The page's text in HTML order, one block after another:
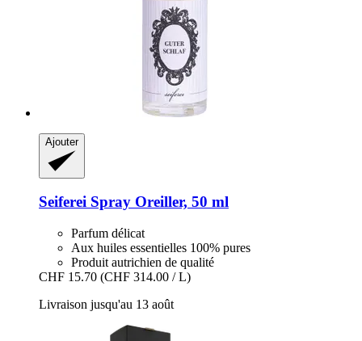
Ajouter
Seiferei Spray Oreiller, 50 ml
Parfum délicat
Aux huiles essentielles 100% pures
Produit autrichien de qualité
CHF 15.70 (CHF 314.00 / L)
Livraison jusqu'au 13 août